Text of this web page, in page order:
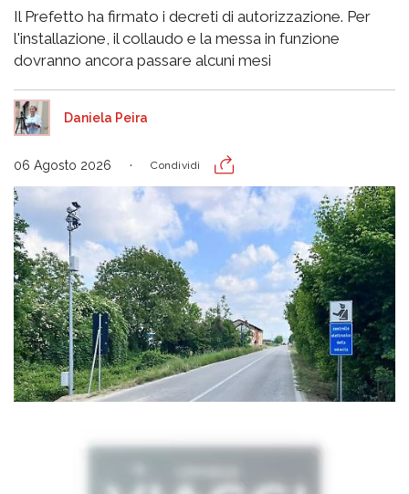
Il Prefetto ha firmato i decreti di autorizzazione. Per
l'installazione, il collaudo e la messa in funzione
dovranno ancora passare alcuni mesi
Daniela Peira
06 Agosto 2026 Condividi